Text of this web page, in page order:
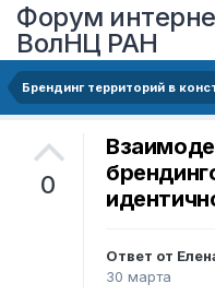
Форум
ВолНЦ РАН
0
Ответ от
30 марта